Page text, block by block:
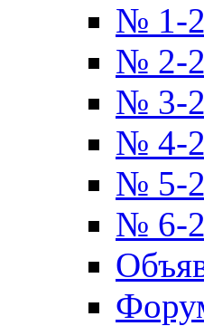
№ 1-
№ 2-
№ 3-
№ 4-
№ 5-
№ 6-